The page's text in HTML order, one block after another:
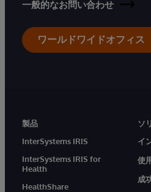
一般的なお問い合わせ
ワールドワイドオフィス
製品
InterSystems IRIS
InterSystems IRIS for
Health
HealthShare
ソ
イ
使
成